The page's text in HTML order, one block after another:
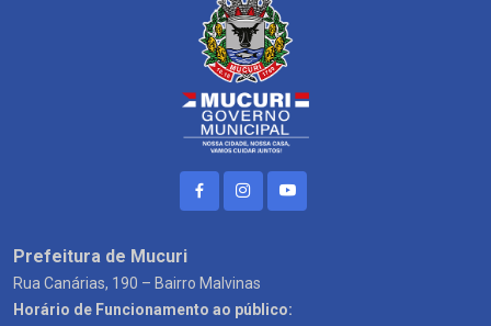
Prefeitura de Mucuri
Rua Canárias, 190 – Bairro Malvinas
Horário de Funcionamento ao público: